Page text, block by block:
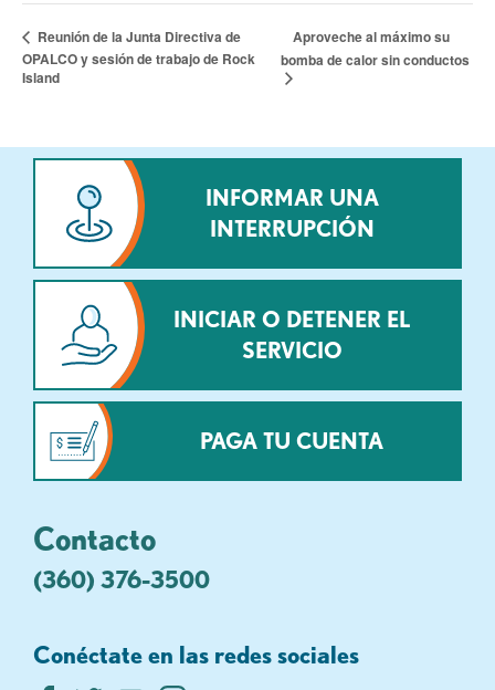
Reunión de la Junta Directiva de
OPALCO y sesión de trabajo de Rock
Island
Aproveche al máximo su
bomba de calor sin conductos
INFORMAR UNA
INTERRUPCIÓN
INICIAR O DETENER EL
SERVICIO
PAGA TU CUENTA
Contacto
(360) 376-3500
Conéctate en las redes sociales